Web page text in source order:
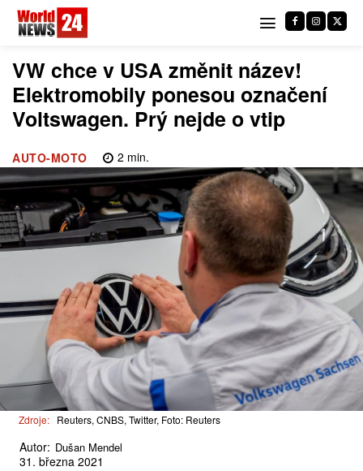
VW chce v USA změnit název!
Elektromobily ponesou označení
Voltswagen. Prý nejde o vtip
AUTO-MOTO 2 min.
Zdroje: Reuters, CNBS, Twitter, Foto: Reuters
Autor: Dušan Mendel
31. března 2021